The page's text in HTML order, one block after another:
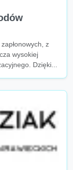
z
wysokiej
Dzięki...